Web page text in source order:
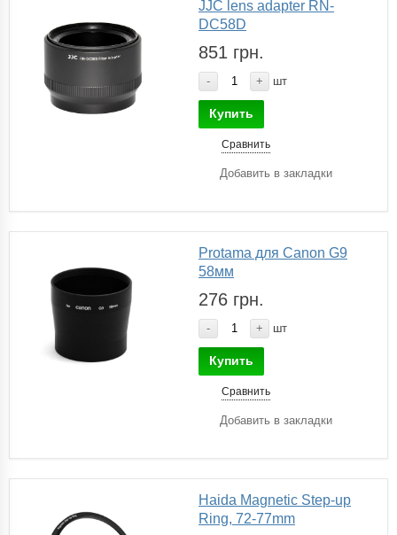
JJC lens adapter RN-
DC58D
851 грн.
- + шт
Купить
Сравнить
Добавить в закладки
Protama для Canon G9
58мм
276 грн.
- + шт
Купить
Сравнить
Добавить в закладки
Haida Magnetic Step-up
Ring, 72-77mm